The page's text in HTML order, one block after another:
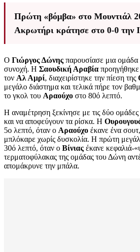
Πρώτη «βόμβα» στο Μουντιάλ
Ακρωτήρι κράτησε στο 0-0 την
Ο Γιώργος Δώνης παρουσίασε μια ομάδα
συνοχή. Η Σαουδική Αραβία
τον Αλ Αμρί, διαχειρίστηκε την πίεση της
μεγάλο διάστημα και τελικά πήρε τον
το γκολ του Αραούχο στο 80ό λεπτό.
Η αναμέτρηση ξεκίνησε με τις δύο ομάδες
και να αποφεύγουν τα ρίσκα. Η
5ο λεπτό, όταν ο Αραούχο έκανε ένα
μπλόκαρε χωρίς δυσκολία. Η πρώτη
30ό λεπτό, όταν ο Βίνιας έκανε κεφαλιά-
τερματοφύλακας της ομάδας του Δώνη
απομάκρυνε την μπάλα.